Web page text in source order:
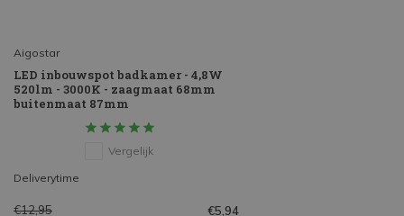
Aigostar
LED inbouwspot badkamer - 4,8W
520lm - 3000K - zaagmaat 68mm
buitenmaat 87mm
Vergelijk
Deliverytime
€12,95 €5,94